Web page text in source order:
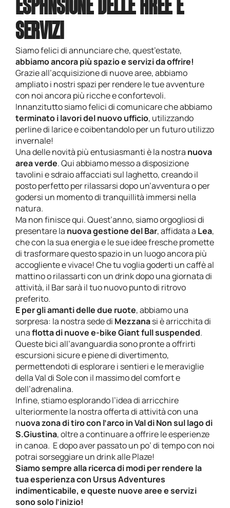
ESPANSIONE DELLE AREE E
SERVIZI
Siamo felici di annunciare che, quest’estate,
abbiamo ancora più spazio e servizi da offrire!
Grazie all’acquisizione di nuove aree, abbiamo
ampliato i nostri spazi per rendere le tue avventure
con noi ancora più ricche e confortevoli.
Innanzitutto siamo felici di comunicare che abbiamo
terminato i lavori del nuovo ufficio, utilizzando
perline di larice e coibentandolo per un futuro utilizzo
invernale!
Una delle novità più entusiasmanti è la nostra nuova
area verde. Qui abbiamo messo a disposizione
tavolini e sdraio affacciati sul laghetto, creando il
posto perfetto per rilassarsi dopo un’avventura o per
godersi un momento di tranquillità immersi nella
natura.
Ma non finisce qui. Quest’anno, siamo orgogliosi di
presentare la nuova gestione delBar, affidata a Lea,
che con la sua energia e le sue idee fresche promette
di trasformare questo spazio in un luogo ancora più
accogliente e vivace! Che tu voglia goderti un caffè al
mattino o rilassarti con un drink dopo una giornata di
attività, il Bar sarà il tuo nuovo punto di ritrovo
preferito.
E per gli amanti delle due ruote, abbiamo una
sorpresa: la nostra sede di Mezzanasi è arricchita di
unaflotta di nuovee-bike Giant full suspended.
Queste bici all’avanguardia sono pronte a offrirti
escursioni sicure e piene di divertimento,
permettendoti di esplorare i sentieri e le meraviglie
della Val di Sole con il massimo del comfort e
dell’adrenalina.
Infine, stiamo esplorando l’idea di arricchire
ulteriormente la nostra offerta di attività con una
nuova zona di tiro con l’arco in Val di Non sullago di
S.Giustina, oltre a continuare a offrire le esperienze
in canoa. E dopo aver passato un po’ di tempo con noi
potrai sorseggiare un drink allePlaze!
Siamo sempre alla ricerca di modi per rendere la
tua esperienza con Ursus Adventures
indimenticabile, e queste nuove aree e servizi
sono solo l’inizio!